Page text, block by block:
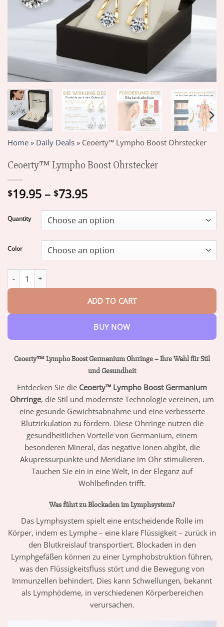
Home » Daily Deals » Ceoerty™ Lympho Boost Ohrstecker
Ceoerty™ Lympho Boost Ohrstecker
$19.95 – $73.95Price
$19.95
through
$73.95
Quantity
Color
ADD TO CART
BUY NOW
Ceoerty™ Lympho Boost Germanium Ohrringe – Ihre Wahl für Stil
und Gesundheit
Entdecken Sie die Ceoerty™ Lympho Boost Germanium
Ohrringe, die Stil und modernste Technologie vereinen, um
eine gesunde Gewichtsabnahme und eine verbesserte
Blutzirkulation zu fördern. Diese Ohrringe nutzen die
gesundheitlichen Vorteile von Germanium, einem
besonderen Mineral, das negative Ionen abgibt, die
Akupressurpunkte und Meridiane im Ohr stimulieren.
Tauchen Sie ein in eine Welt, in der Eleganz auf
Wohlbefinden trifft.
Was führt zu Blockaden im Lymphsystem?
Das Lymphsystem spielt eine entscheidende Rolle im
Körper, indem es Lymphe – eine klare Flüssigkeit – zurück in
den Blutkreislauf transportiert. Blockaden in den
Lymphgefäßen können zu einer Lymphobstruktion führen,
was den Flüssigkeitsfluss stört und die Bewegung von
Immunzellen behindert. Dies kann Schwellungen, bekannt
als Lymphödeme, in verschiedenen Körperbereichen
verursachen.